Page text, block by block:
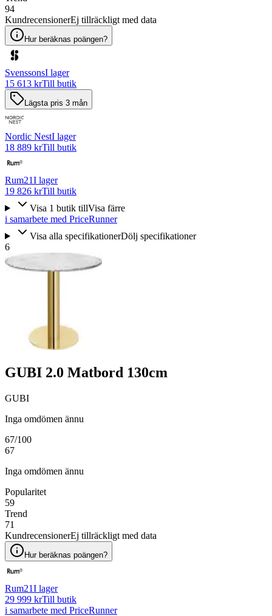
94
KundrecensionerEj tillräckligt med data
Hur beräknas poängen?
SvenssonsI lager
15 613 krTill butik
Lägsta pris 3 mån
Nordic NestI lager
18 889 krTill butik
Rum21I lager
19 826 krTill butik
Visa 1 butik tillVisa färre
i samarbete med PriceRunner
Visa alla specifikationerDölj specifikationer
6
GUBI 2.0 Matbord 130cm
GUBI
Inga omdömen ännu
67/100
67
Inga omdömen ännu
Popularitet
59
Trend
71
KundrecensionerEj tillräckligt med data
Hur beräknas poängen?
Rum21I lager
29 999 krTill butik
i samarbete med PriceRunner